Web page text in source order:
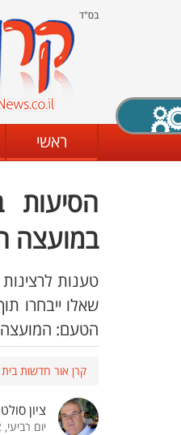
בס"ד
ראשי
הסיעות
במועצה
טענות
שאלו ייבחרו
הטעם:
קרן אור חדשות
ציון
יום רביעי, 02 בפברואר 2022, 03:54
X סגירה
מצב שחור - לבן קביעת